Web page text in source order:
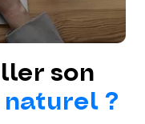
son
?